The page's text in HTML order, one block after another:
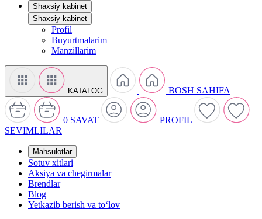
Shaxsiy kabinet
Shaxsiy kabinet
Profil
Buyurtmalarim
Manzillarim
KATALOG BOSH SAHIFA
0 SAVAT
PROFIL
SEVIMLILAR
Mahsulotlar
Sotuv xitlari
Aksiya va chegirmalar
Brendlar
Blog
Yetkazib berish va to‘lov